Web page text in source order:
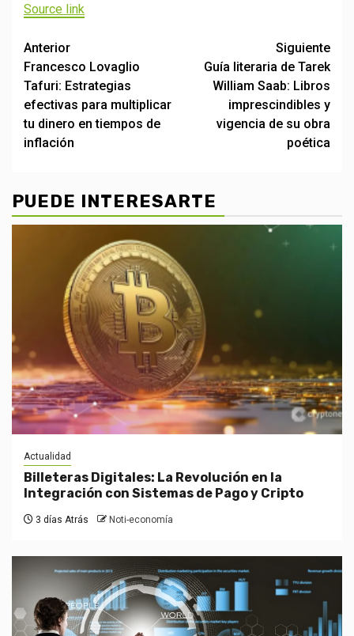
entradas
Source link
Post
navigation
Anterior
Francesco Lovaglio
Tafuri: Estrategias
efectivas para multiplicar
tu dinero en tiempos de
inflación
Siguiente
Guía literaria de Tarek
William Saab: Libros
imprescindibles y
vigencia de su obra
poética
PUEDE INTERESARTE
Actualidad
Billeteras Digitales: La Revolución en la
Integración con Sistemas de Pago y Cripto
3 días Atrás Noti-economía